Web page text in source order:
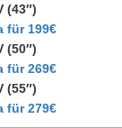
(43″)
für 199€
(50″)
für 269€
(55″)
für 279€